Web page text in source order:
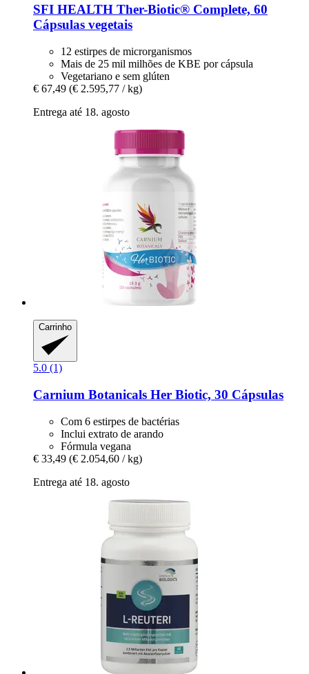
SFI HEALTH Ther-​Biotic® Complete, 60
Cápsulas vegetais
12 estirpes de microrganismos
Mais de 25 mil milhões de KBE por cápsula
Vegetariano e sem glúten
€ 67,49 (€ 2.595,77 / kg)
Entrega até 18. agosto
Carrinho
5.0 (1)
Carnium Botanicals Her Biotic, 30 Cápsulas
Com 6 estirpes de bactérias
Inclui extrato de arando
Fórmula vegana
€ 33,49 (€ 2.054,60 / kg)
Entrega até 18. agosto